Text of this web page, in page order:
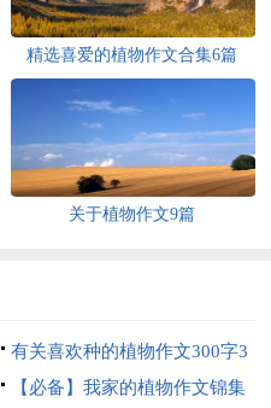
精选喜爱的植物作文合集6篇
关于植物作文9篇
有关喜欢种的植物作文300字3
篇 【必备】我家的植物作文锦集